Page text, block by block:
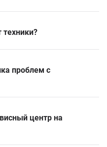
техники?
проблем с
центр на